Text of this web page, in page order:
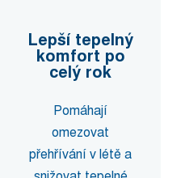
Lepší tepelný
komfort po
celý rok
Pomáhají
omezovat
přehřívání v létě a